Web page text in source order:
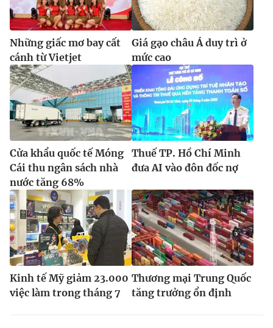
Những giấc mơ bay cất
cánh từ Vietjet
Giá gạo châu Á duy trì ở
mức cao
Cửa khẩu quốc tế Móng
Cái thu ngân sách nhà
nước tăng 68%
Thuế TP. Hồ Chí Minh
đưa AI vào đôn đốc nợ
Kinh tế Mỹ giảm 23.000
việc làm trong tháng 7
Thương mại Trung Quốc
tăng trưởng ổn định